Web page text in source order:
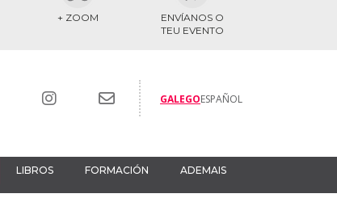
+ ZOOM
ENVÍANOS O
TEU EVENTO
GALEGOESPAÑOL
LIBROS FORMACIÓN ADEMAIS